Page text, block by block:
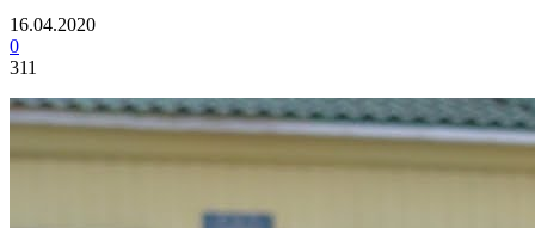
16.04.2020
0
311